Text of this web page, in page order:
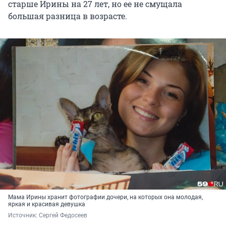
старше Ирины на 27 лет, но ее не смущала
большая разница в возрасте.
Мама Ирины хранит фотографии дочери, на которых она молодая,
яркая и красивая девушка
Источник: Сергей Федосеев